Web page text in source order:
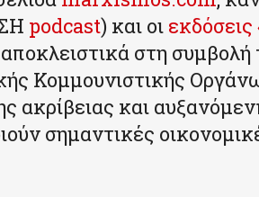
podcast) και οι
αποκλειστικά στη
Κομμουνιστικής
ακρίβειας και
σημαντικές